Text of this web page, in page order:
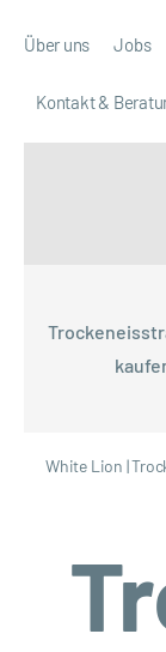
Über uns Jobs
Kontakt &
White Lion |